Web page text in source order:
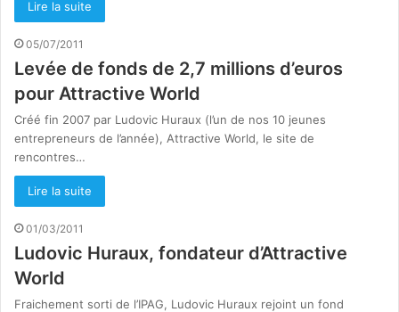
Lire la suite
05/07/2011
Levée de fonds de 2,7 millions d’euros
pour Attractive World
Créé fin 2007 par Ludovic Huraux (l’un de nos 10 jeunes
entrepreneurs de l’année), Attractive World, le site de
rencontres…
Lire la suite
01/03/2011
Ludovic Huraux, fondateur d’Attractive
World
Fraichement sorti de l’IPAG, Ludovic Huraux rejoint un fond